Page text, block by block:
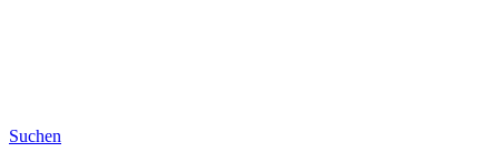
Suchen